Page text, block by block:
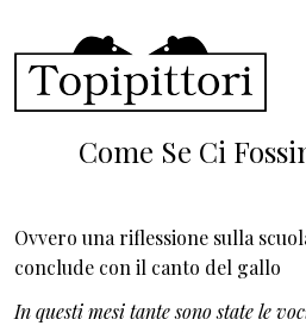
Come Se Ci
Ovvero una riflessione sulla
conclude con il canto del gallo
In questi mesi tante sono state le